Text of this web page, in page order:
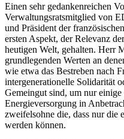
Einen sehr gedankenreichen
Verwaltungsratsmitglied von
und Präsident der
ersten Aspekt, der Relevanz
heutigen Welt, gehalten. Herr
grundlegenden Werten an
wie etwa das Bestreben nach
intergenerationelle Solidarität
Gemeingut sind, um nur
Energieversorgung in
zweifelsohne die, dass nur die
werden können.